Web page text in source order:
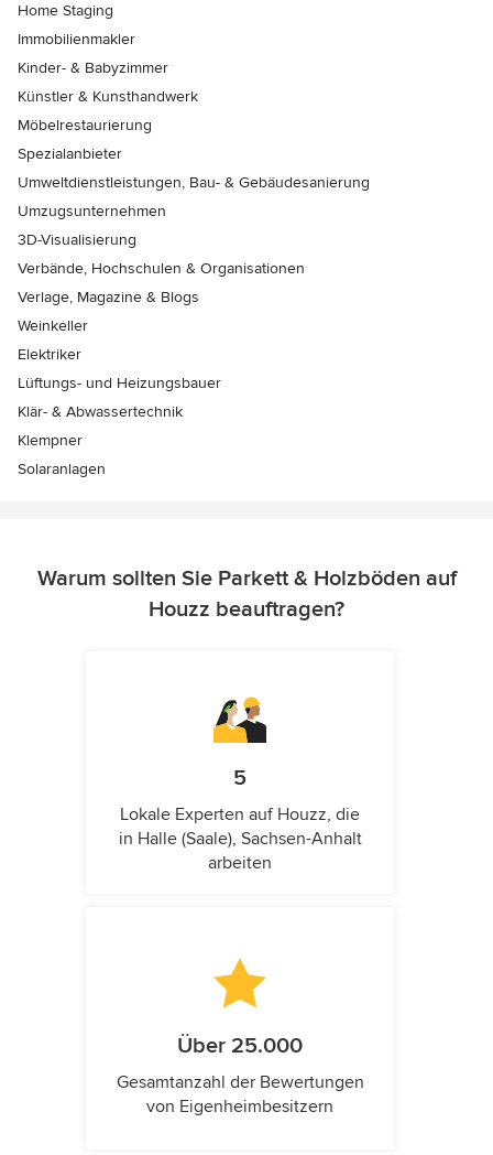
Home Staging
Immobilienmakler
Kinder- & Babyzimmer
Künstler & Kunsthandwerk
Möbelrestaurierung
Spezialanbieter
Umweltdienstleistungen, Bau- & Gebäudesanierung
Umzugsunternehmen
3D-Visualisierung
Verbände, Hochschulen & Organisationen
Verlage, Magazine & Blogs
Weinkeller
Elektriker
Lüftungs- und Heizungsbauer
Klär- & Abwassertechnik
Klempner
Solaranlagen
Warum sollten Sie Parkett & Holzböden auf
Houzz beauftragen?
5
Lokale Experten auf Houzz, die
in Halle (Saale), Sachsen-Anhalt
arbeiten
Über 25.000
Gesamtanzahl der Bewertungen
von Eigenheimbesitzern